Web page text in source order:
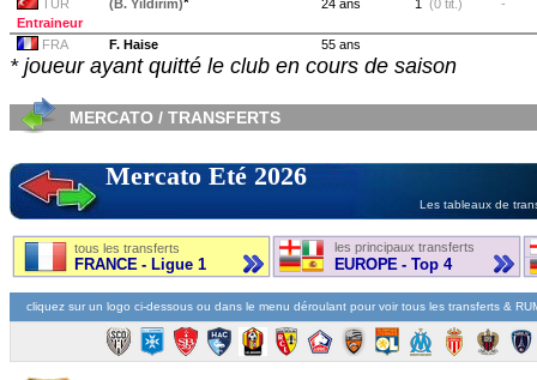
TUR
(B. Yildirim)* 24 ans 1 (0 tit.)
-
Entraineur
FRA
F. Haise 55 ans
* joueur ayant quitté le club en cours de saison
MERCATO / TRANSFERTS
Mercato Eté 2026
Les tableaux de
tous les transferts
FRANCE - Ligue 1
les principaux transferts
EUROPE - Top 4
cliquez sur un logo ci-dessous ou dans le menu déroulant pour voir tous les transferts &